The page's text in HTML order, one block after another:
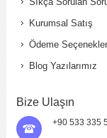
Kurumsal Satış
Ödeme
Blog Yazılarımız
Bize Ulaşın
+90 533 335